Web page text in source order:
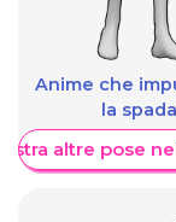
Anime che
la spada
altre pose